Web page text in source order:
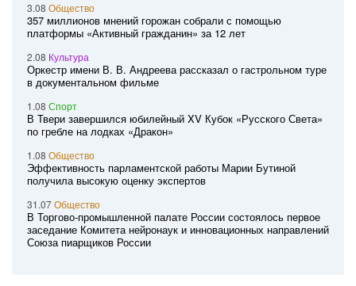
3.08 Общество
357 миллионов мнений горожан собрали с помощью
платформы «Активный гражданин» за 12 лет
2.08 Культура
Оркестр имени В. В. Андреева рассказал о гастрольном туре
в документальном фильме
1.08 Спорт
В Твери завершился юбилейный XV Кубок «Русского Света»
по гребле на лодках «Дракон»
1.08 Общество
Эффективность парламентской работы Марии Бутиной
получила высокую оценку экспертов
31.07Общество
В Торгово-промышленной палате России состоялось первое
заседание Комитета нейронаук и инновационных направлений
Союза пиарщиков России